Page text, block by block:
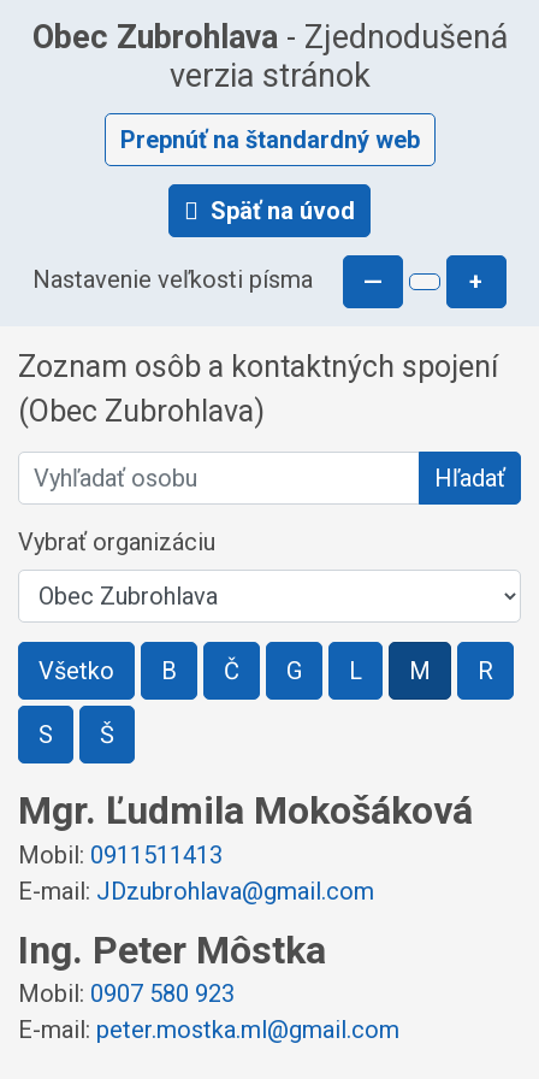
Obec Zubrohlava- Zjednodušená
verzia stránok
Prepnúť na štandardný web
Späť na úvod
Nastavenie veľkosti písma — +
Zoznam osôb a kontaktných spojení
(Obec Zubrohlava)
Vyhľadať osobu Hľadať
Vybrať organizáciu
Všetko B Č G L M R
S Š
Mgr. Ľudmila Mokošáková
Mobil: 0911511413
E-mail: JDzubrohlava@gmail.com
Ing. Peter Môstka
Mobil: 0907 580 923
E-mail: peter.mostka.ml@gmail.com